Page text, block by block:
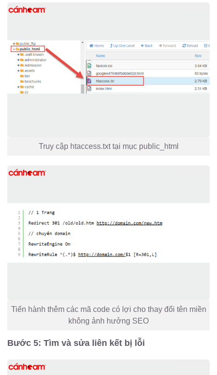
Truy cập htaccess.txt tại mục public_html
Tiến hành thêm các mã code có lợi cho thay đổi tên miền
không ảnh hưởng SEO
Bước 5: Tìm và sửa liên kết bị lỗi